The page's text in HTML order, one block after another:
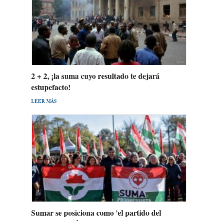
2 + 2, ¡la suma cuyo resultado te dejará
estupefacto!
LEER MÁS
Sumar se posiciona como 'el partido del